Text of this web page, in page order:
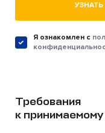
Я ознакомлен c
Требования
к